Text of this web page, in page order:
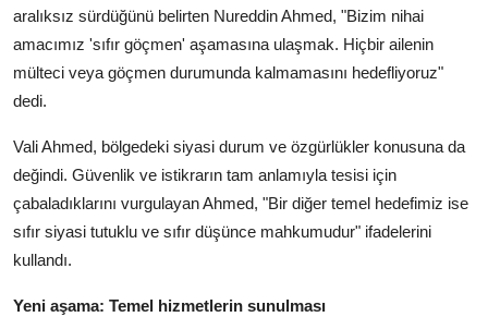
aralıksız sürdüğünü belirten Nureddin Ahmed, "Bizim nihai
amacımız 'sıfır göçmen' aşamasına ulaşmak. Hiçbir ailenin
mülteci veya göçmen durumunda kalmamasını hedefliyoruz"
dedi.
Vali Ahmed, bölgedeki siyasi durum ve özgürlükler konusuna da
değindi. Güvenlik ve istikrarın tam anlamıyla tesisi için
çabaladıklarını vurgulayan Ahmed, "Bir diğer temel hedefimiz ise
sıfır siyasi tutuklu ve sıfır düşünce mahkumudur" ifadelerini
kullandı.
Yeni aşama: Temel hizmetlerin sunulması